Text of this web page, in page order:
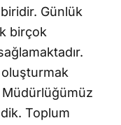
Günlük
birçok
oluşturmak
Müdürlüğümüz
Toplum